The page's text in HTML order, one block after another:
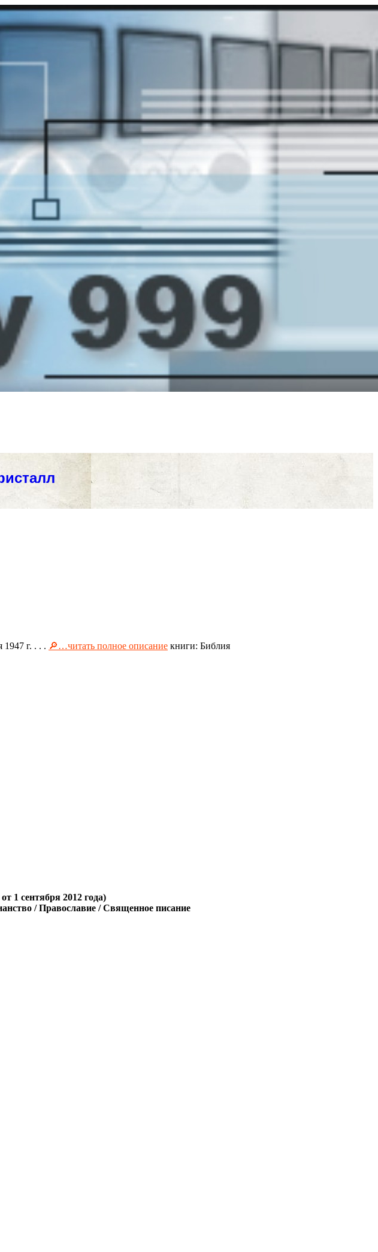
г. . . . 🔎…читать полное описание книги: Библия
1 сентября 2012 года)
/ Православие / Священное писание